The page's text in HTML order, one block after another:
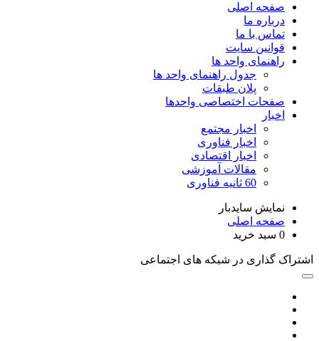
صفحه اصلی
درباره ما
تماس با ما
قوانین سایت
راهنمای واحد ها
جدول راهنمای واحد ها
پلان طبقات
صفحات اختصاصی واحدها
اخبار
اخبار مجتمع
اخبار فناوری
اخبار اقتصادی
مقالات آموزشی
60 ثانیه فناوری
نمایش سایدبار
صفحه اصلی
0 سبد خرید
اشتراک گذاری در شبکه های اجتماعی